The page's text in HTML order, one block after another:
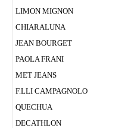
LIMON MIGNON
CHIARALUNA
JEAN BOURGET
PAOLA FRANI
MET JEANS
F.LLI CAMPAGNOLO
QUECHUA
DECATHLON